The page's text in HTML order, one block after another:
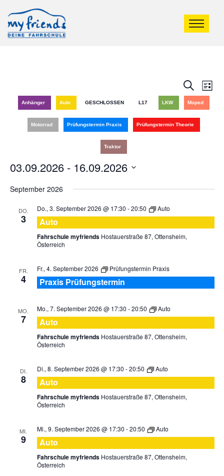
und
SucheListe
Anhänger Auto GESCHLOSSEN L17 LKW Moped
Motorrad Prüfungstermin Praxis Prüfungstermin Theorie
Traktor
03.09.2026 - 16.09.2026
wählen.
September 2026
DO.
3
Do., 3. September 2026 @ 17:30 -20:50 Auto
Auto
Fahrschule myfriends Hostauerstraße 87, Ottensheim,
Österreich
FR.
4
Fr., 4. September 2026 Prüfungstermin Praxis
Praxis Prüfungstermin
MO.
7
Mo., 7. September 2026 @ 17:30 -20:50 Auto
Auto
Fahrschule myfriends Hostauerstraße 87, Ottensheim,
Österreich
DI.
8
Di., 8. September 2026 @ 17:30 -20:50 Auto
Auto
Fahrschule myfriends Hostauerstraße 87, Ottensheim,
Österreich
MI.
9
Mi., 9. September 2026 @ 17:30 -20:50 Auto
Auto
Fahrschule myfriends Hostauerstraße 87, Ottensheim,
Österreich